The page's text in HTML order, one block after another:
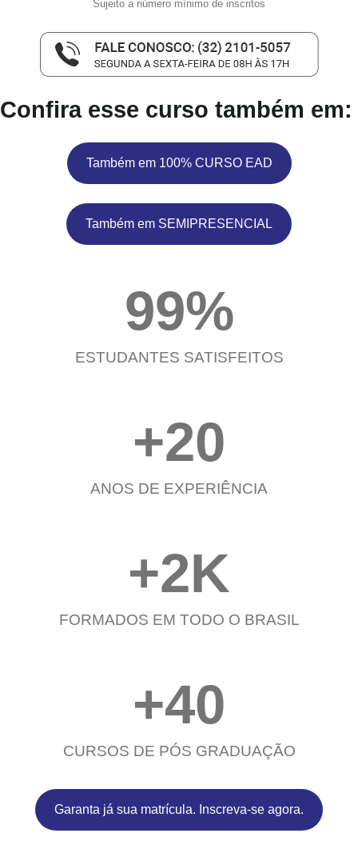
Sujeito a número mínimo de inscritos
Confira esse curso também em:
Também em 100% CURSO EAD
Também em SEMIPRESENCIAL
ESTUDANTES SATISFEITOS
99%
ANOS DE EXPERIÊNCIA
+20
FORMADOS EM TODO O BRASIL
+2K
CURSOS DE PÓS GRADUAÇÃO
+40
Garanta já sua matrícula. Inscreva-se agora.